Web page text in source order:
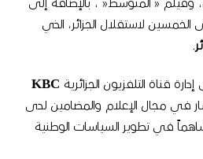
، وفيلم « المتوسط« ، بالإضافة إلى
الخمسين لاستقلال الجزائر، الذي
.
قناة التلفزيون الجزائرية KBC
في مجال الإعلام والمضامين لدى
في تطوير السياسات الوطنية